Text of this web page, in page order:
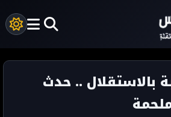
بالاستقلال .. حدث